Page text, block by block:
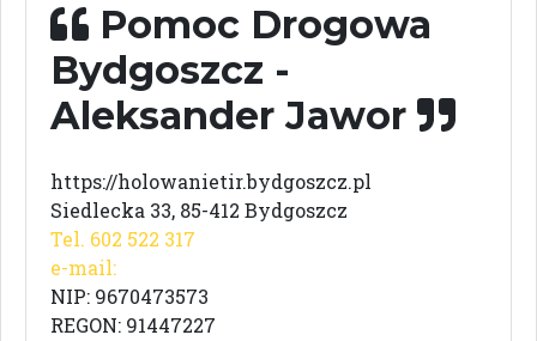
Pomoc Drogowa
Bydgoszcz -
Aleksander Jawor
https://holowanietir.bydgoszcz.pl
Siedlecka 33, 85-412 Bydgoszcz
Tel. 602 522 317
e-mail:
NIP: 9670473573
REGON: 91447227